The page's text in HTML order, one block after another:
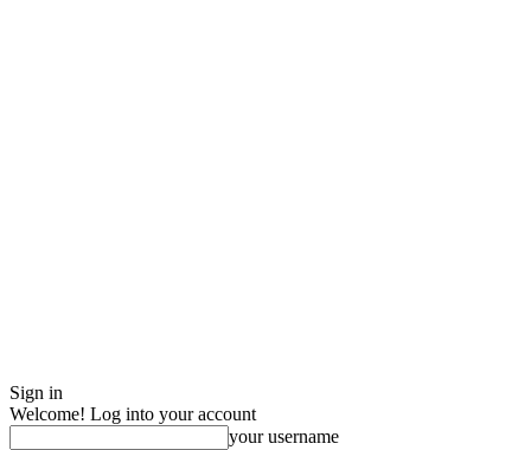
Sign in
Welcome! Log into your account
your username